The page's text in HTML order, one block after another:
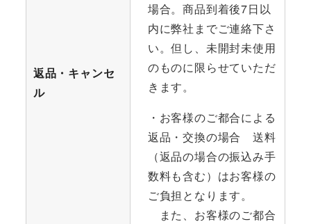
返品・キャンセ
ル
場合。商品到着後7日以
内に弊社までご連絡下さ
い。但し、未開封未使用
のものに限らせていただ
きます。
・お客様のご都合による
返品・交換の場合 送料
（返品の場合の振込み手
数料も含む）はお客様の
ご負担となります。
また、お客様のご都合